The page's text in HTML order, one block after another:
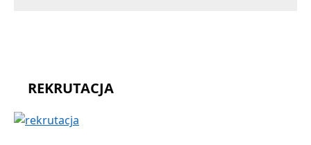
REKRUTACJA